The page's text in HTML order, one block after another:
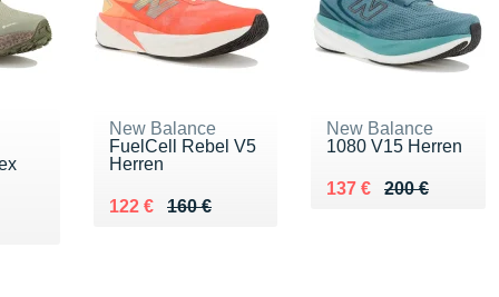
New Balance
FuelCell Rebel V5
Herren
160 €
Au lieu de 160 €
122 €
Vendu 122 €
New Balance
1080 V15 Herren
200 €
Au lieu de 200 €
137 €
Vendu 137 €